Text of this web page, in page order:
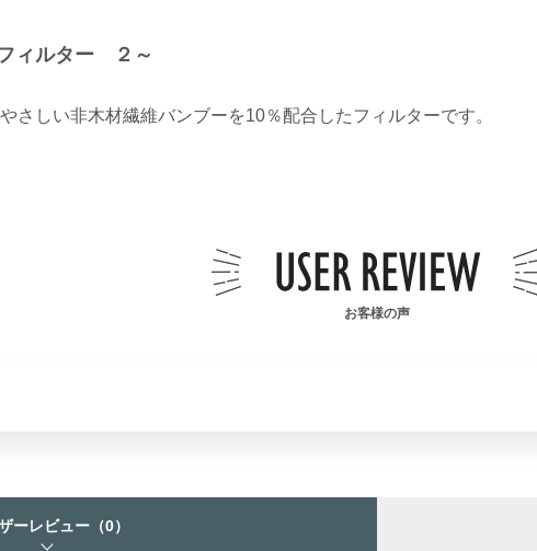
ィルター ２～
さしい非木材繊維バンブーを10％配合したフィルターです。
お客様の声
ーレビュー （0）